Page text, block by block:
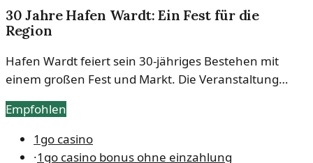
Mobilitätswende.
30 Jahre Hafen Wardt: Ein Fest für die
Region
Hafen Wardt feiert sein 30-jähriges Bestehen mit
einem großen Fest und Markt. Die Veranstaltung
verspricht ein abwechslungsreiches Programm für
Jung und Alt.
Empfohlen
1go casino
·1go casino bonus ohne einzahlung